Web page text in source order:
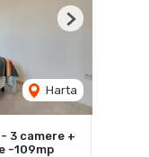
Harta
Next
3 camere +
-109mp